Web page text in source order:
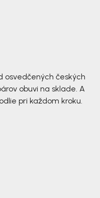
osvedčených českých
obuvi na sklade. A
pri každom kroku.